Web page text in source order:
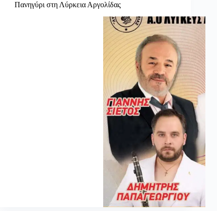
Πανηγύρι στη Λύρκεια Αργολίδας